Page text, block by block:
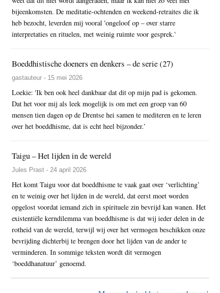
bijeenkomsten. De meditatie-ochtenden en weekend-retraites die ik
heb bezocht, leverden mij vooral 'ongeloof op – over starre
interpretaties en rituelen, met weinig ruimte voor gesprek.'
Boeddhistische doeners en denkers – de serie (27)
gastauteur - 15 mei 2026
Loekie: 'Ik ben ook heel dankbaar dat dit op mijn pad is gekomen.
Dat het voor mij als leek mogelijk is om met een groep van 60
mensen tien dagen op de Drentse hei samen te mediteren en te leren
over het boeddhisme, dat is echt heel bijzonder.’
Taigu – Het lijden in de wereld
Jules Prast - 24 april 2026
Het komt Taigu voor dat boeddhisme te vaak gaat over ‘verlichting’
en te weinig over het lijden in de wereld, dat eerst moet worden
opgelost voordat iemand zich in spirituele zin bevrijd kan wanen. Het
existentiële kerndilemma van boeddhisme is dat wij ieder delen in de
rotheid van de wereld, terwijl wij over het vermogen beschikken onze
bevrijding dichterbij te brengen door het lijden van de ander te
verminderen. In sommige teksten wordt dit vermogen
‘boeddhanatuur’ genoemd.